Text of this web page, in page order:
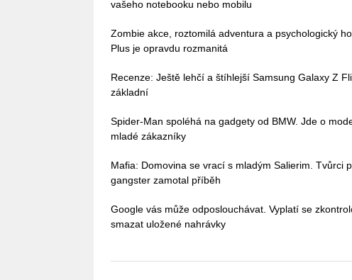
vašeho notebooku nebo mobilu
Zombie akce, roztomilá adventura a psychologický
Plus je opravdu rozmanitá
Recenze: Ještě lehčí a štíhlejší Samsung Galaxy Z
základní
Spider-Man spoléhá na gadgety od BMW. Jde o
mladé zákazníky
Mafia: Domovina se vrací s mladým Salierim. Tvůrci
gangster zamotal příběh
Google vás může odposlouchávat. Vyplatí se
smazat uložené nahrávky